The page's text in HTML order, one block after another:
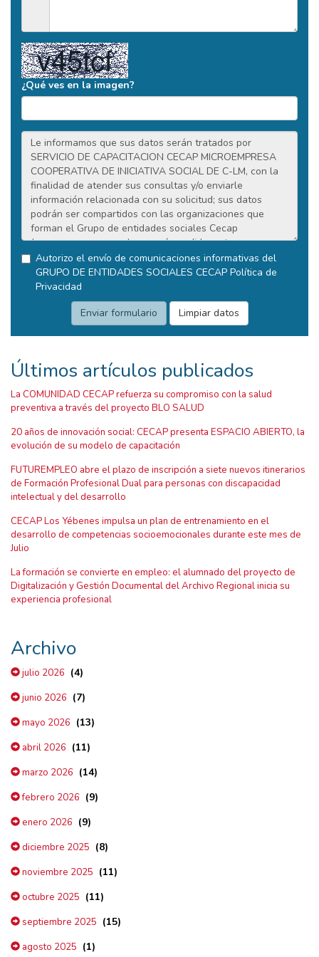
¿Qué ves en la imagen?
Autorizo el envío de comunicaciones informativas del
GRUPO DE ENTIDADES SOCIALES CECAP Política de
Privacidad
Últimos artículos publicados
La COMUNIDAD CECAP refuerza su compromiso con la salud
preventiva a través del proyecto BLO SALUD
20 años de innovación social: CECAP presenta ESPACIO ABIERTO, la
evolución de su modelo de capacitación
FUTUREMPLEO abre el plazo de inscripción a siete nuevos itinerarios
de Formación Profesional Dual para personas con discapacidad
intelectual y del desarrollo
CECAP Los Yébenes impulsa un plan de entrenamiento en el
desarrollo de competencias socioemocionales durante este mes de
Julio
La formación se convierte en empleo: el alumnado del proyecto de
Digitalización y Gestión Documental del Archivo Regional inicia su
experiencia profesional
Archivo
julio 2026 (4)
junio 2026 (7)
mayo 2026 (13)
abril 2026 (11)
marzo 2026 (14)
febrero 2026 (9)
enero 2026 (9)
diciembre 2025 (8)
noviembre 2025 (11)
octubre 2025 (11)
septiembre 2025 (15)
agosto 2025 (1)